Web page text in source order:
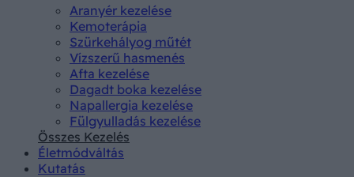
Aranyér kezelése
Kemoterápia
Szürkehályog műtét
Vízszerű hasmenés
Afta kezelése
Dagadt boka kezelése
Napallergia kezelése
Fülgyulladás kezelése
Összes Kezelés
Életmódváltás
Kutatás